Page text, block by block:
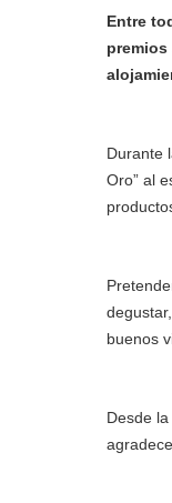
Entre
premios
Durante
Oro” al
buenos
Desde la